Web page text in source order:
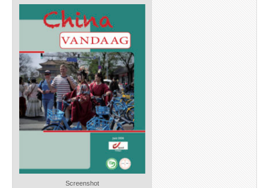
Screenshot